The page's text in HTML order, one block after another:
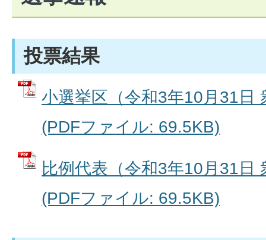
投票結果
小選挙区（令和3年10月31日
(PDFファイル: 69.5KB)
比例代表（令和3年10月31日
(PDFファイル: 69.5KB)